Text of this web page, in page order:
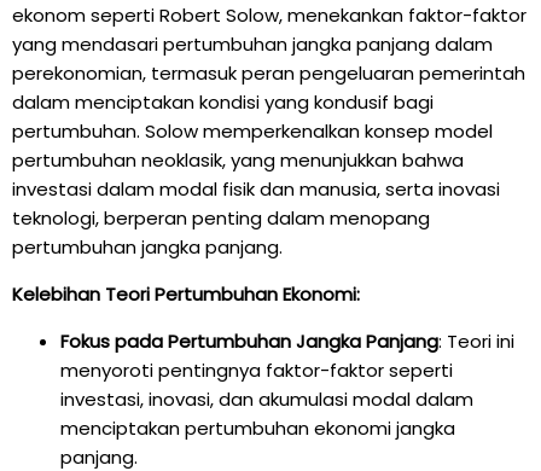
ekonom seperti Robert Solow, menekankan faktor-faktor
yang mendasari pertumbuhan jangka panjang dalam
perekonomian, termasuk peran pengeluaran pemerintah
dalam menciptakan kondisi yang kondusif bagi
pertumbuhan. Solow memperkenalkan konsep model
pertumbuhan neoklasik, yang menunjukkan bahwa
investasi dalam modal fisik dan manusia, serta inovasi
teknologi, berperan penting dalam menopang
pertumbuhan jangka panjang.
Kelebihan Teori Pertumbuhan Ekonomi:
Fokus pada Pertumbuhan Jangka Panjang: Teori ini
menyoroti pentingnya faktor-faktor seperti
investasi, inovasi, dan akumulasi modal dalam
menciptakan pertumbuhan ekonomi jangka
panjang.